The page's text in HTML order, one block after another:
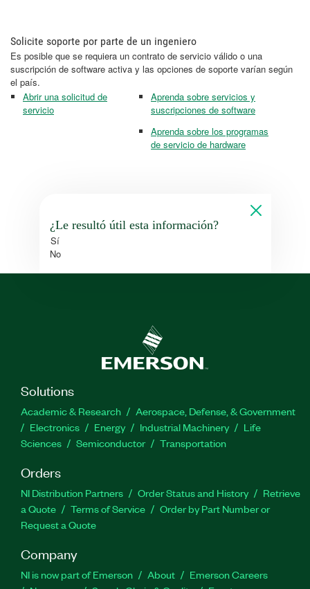
Solicite soporte por parte de un ingeniero
Es posible que se requiera un contrato de servicio válido o una
suscripción de software activa y las opciones de soporte varían según
el país.
Abrir una solicitud de
servicio
Aprenda sobre servicios y
suscripciones de software
Aprenda sobre los programas
de servicio de hardware
¿Le resultó útil esta información?
Sí
No
Solutions
Academic & Research
Aerospace, Defense, & Government
Electronics
Energy Industrial Machinery
Life
Sciences
Semiconductor Transportation
Orders
NI Distribution Partners Order Status and History
Retrieve
a Quote
Terms of Service
Order by Part Number or
Request a Quote
Company
NI is now part of Emerson About
Emerson Careers